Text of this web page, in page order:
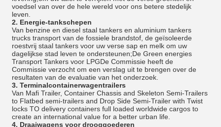
voedsel van over de hele wereld voor ons betere stedelijk
leven.
2. Energie-tankschepen
Van benzine en diesel staal tankers en aluminium tankers
trucks transport van de fossiele brandstof, de geïsoleerde
roestvrij staal tankers voor uw verse sap en melk om uw
dagelijkse stad leven te ondersteunen;De Green energies
Transport Tankers voor LPGDe Commissie heeft de
Commissie verzocht om een verslag uit te brengen over de
resultaten van de evaluatie van het onderzoek.
3. Terminalcontainerwagentrailers
Van Mafi Trailer, Container Chassis and Skeleton Semi-Trailers
to Flatbed semi-trailers and Drop Side Semi-Trailer with Twist
locks TO delivery containers full loaded worldwide cargos to
create an international value for a better urban life.
4. Draaiwagens voor drooggoederen